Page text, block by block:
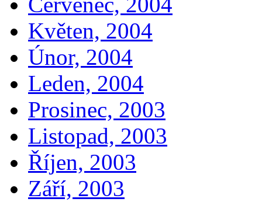
Květen, 2004
Únor, 2004
Leden, 2004
Prosinec, 2003
Listopad, 2003
Říjen, 2003
Září, 2003